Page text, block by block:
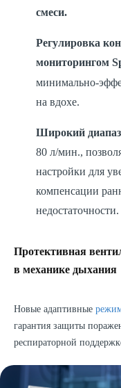
смеси.
Регулировка
мониторингом
минимально-
на вдохе.
Широкий
80 л/мин.,
настройки для
компенсации
недостаточности.
Протективная
в механике дыхания
Новые адаптивные
гарантия защиты
респираторной